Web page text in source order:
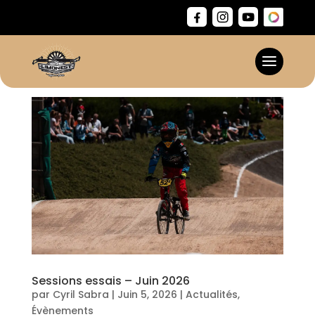
Sessions essais – Juin 2026
par Cyril Sabra | Juin 5, 2026 | Actualités,
Évènements